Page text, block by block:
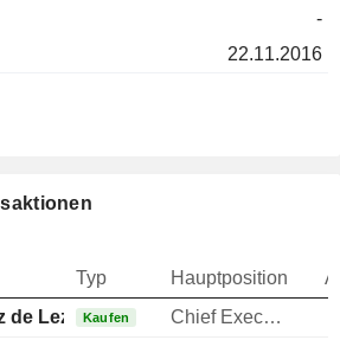
-
22.11.2016
Typ Hauptposition
de Leza Eguiguren
Kaufen Chief Executive Officer (CEO)